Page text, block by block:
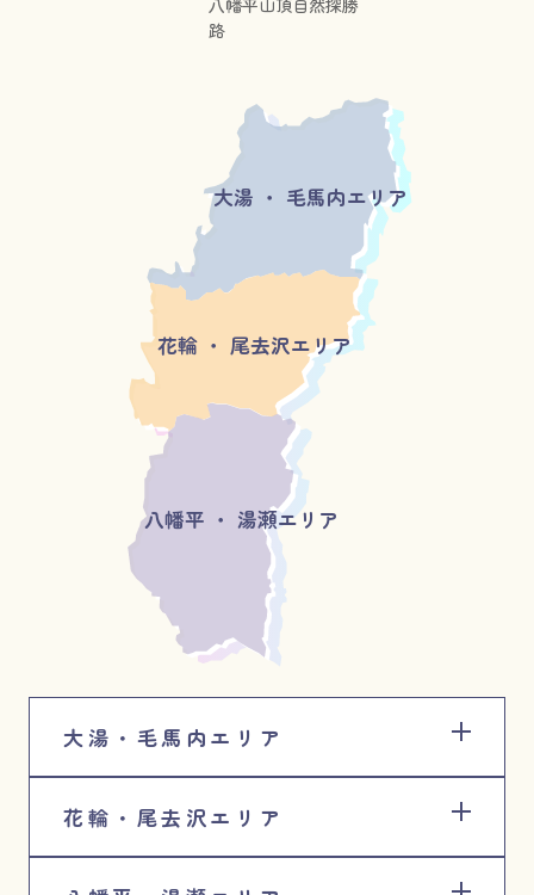
八幡平山頂自然探勝
路
大湯 ・ 毛馬内エリア
花輪 ・ 尾去沢エリア
八幡平 ・ 湯瀬エリア
大湯・毛馬内エリア
花輪・尾去沢エリア